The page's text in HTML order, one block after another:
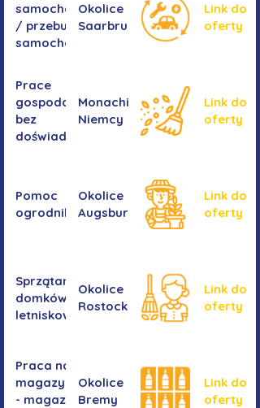
samochodowa
/ przebudowa
samochodów
Okolice
Saarbrucken
Link do
oferty
Prace
gospodarcze -
bez
doświadczenia
Monachium,
Niemcy
Link do
oferty
Pomoc
ogrodnika
Okolice
Augsburga
Link do
oferty
Sprzątanie
domków
letniskowych
Okolice
Rostocku
Link do
oferty
Praca na
magazynie
- magazyn
Okolice
Bremy
Link do
oferty